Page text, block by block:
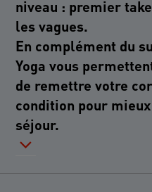
niveau : premier
les vagues.
En complément du
Yoga vous
de remettre votre
condition pour
séjour.